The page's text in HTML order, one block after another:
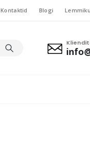
Kontaktid Blogi